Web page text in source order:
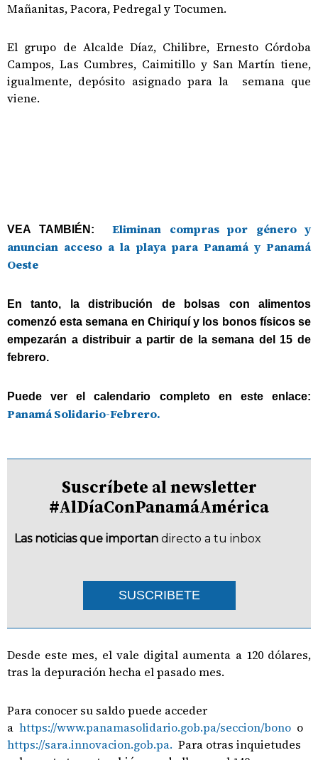
Mañanitas, Pacora, Pedregal y Tocumen.
El grupo de Alcalde Díaz, Chilibre, Ernesto Córdoba
Campos, Las Cumbres, Caimitillo y San Martín tiene,
igualmente, depósito asignado para la semana que
viene.
VEA TAMBIÉN:Eliminan compras por género y
anuncian acceso a la playa para Panamá y Panamá
Oeste
En tanto, la distribución de bolsas con alimentos
comenzó esta semana en Chiriquí y los bonos físicos se
empezarán a distribuir a partir de la semana del 15 de
febrero.
Puede ver el calendario completo en este enlace:
Panamá Solidario-Febrero.
Suscríbete al newsletter
#AlDíaConPanamáAmérica
Las noticias que importan directo a tu inbox
SUSCRIBETE
Desde este mes, el vale digital aumenta a 120 dólares,
tras la depuración hecha el pasado mes.
Para conocer su saldo puede acceder
a https://www.panamasolidario.gob.pa/seccion/bono o
https://sara.innovacion.gob.pa. Para otras inquietudes